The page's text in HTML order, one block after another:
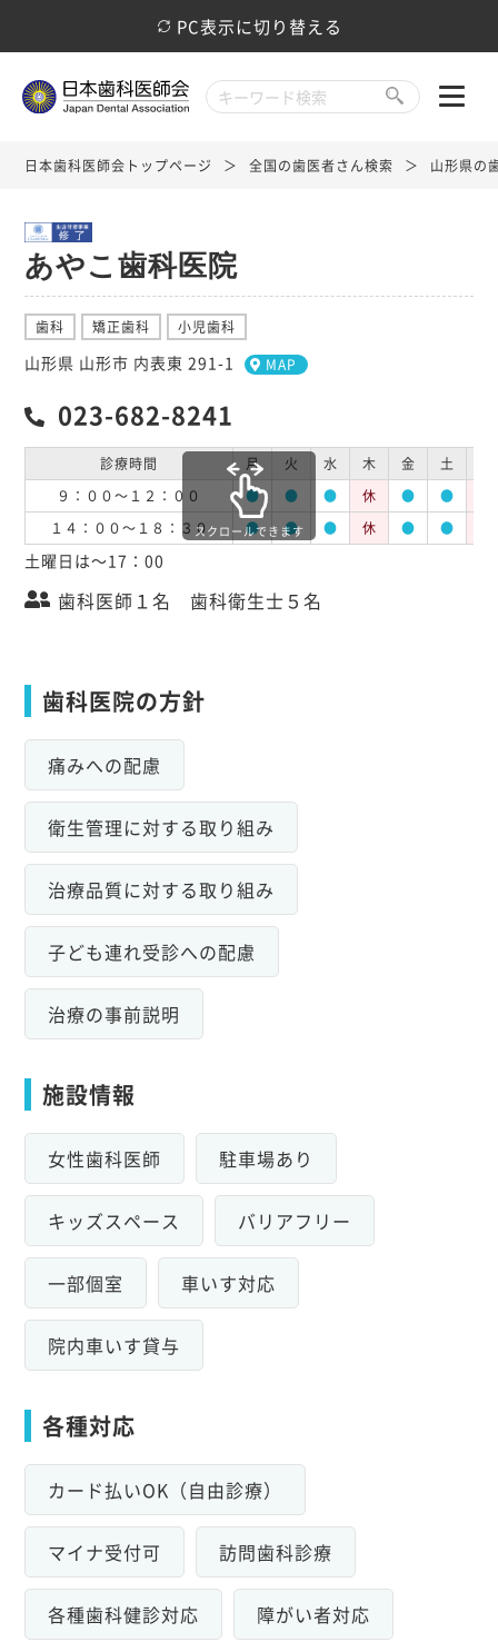
PC表示に切り替える
日本歯科医師会トップページ 全国の歯医者さん検索 山形県の
あやこ歯科医院
歯科 矯正歯科 小児歯科
山形県 山形市 内表東 291-1 MAP
023-682-8241
診療時間 月 火 水 木 金 土
９：００～１２：００
● ● ● 休 ● ●
１４：００～１８：３０
● ● ● 休 ● ●
スクロールできます
土曜日は～17：00
歯科医師１名 歯科衛生士５名
歯科医院の方針
痛みへの配慮
衛生管理に対する取り組み
治療品質に対する取り組み
子ども連れ受診への配慮
治療の事前説明
施設情報
女性歯科医師 駐車場あり
キッズスペース バリアフリー
一部個室 車いす対応
院内車いす貸与
各種対応
カード払いOK（自由診療）
マイナ受付可 訪問歯科診療
各種歯科健診対応 障がい者対応